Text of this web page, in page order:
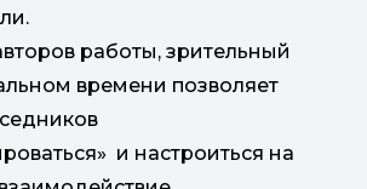
работы, зрительный
времени позволяет
и настроиться на